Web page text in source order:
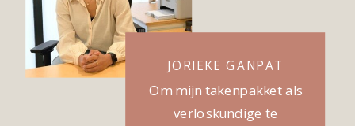
JORIEKE GANPAT
Om mijn takenpakket als
verloskundige te